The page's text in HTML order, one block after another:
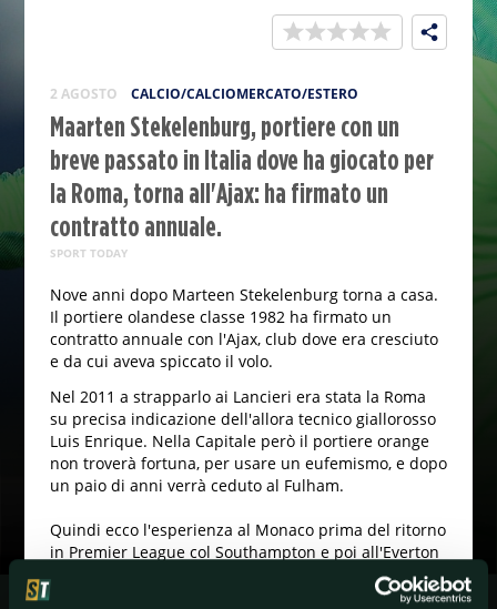
2 AGOSTO CALCIO/CALCIOMERCATO/ESTERO
Maarten Stekelenburg, portiere con un
breve passato in Italia dove ha giocato per
la Roma, torna all'Ajax: ha firmato un
contratto annuale.
SPORT TODAY
Nove anni dopo Marteen Stekelenburg torna a casa.
Il portiere olandese classe 1982 ha firmato un
contratto annuale con l'Ajax, club dove era cresciuto
e da cui aveva spiccato il volo.
Nel 2011 a strapparlo ai Lancieri era stata la Roma
su precisa indicazione dell'allora tecnico giallorosso
Luis Enrique. Nella Capitale però il portiere orange
non troverà fortuna, per usare un eufemismo, e dopo
un paio di anni verrà ceduto al Fulham.
Quindi ecco l'esperienza al Monaco prima del ritorno
in Premier League col Southampton e poi all'Everton
con cui ha giocato, a dire il vero non molto, negli
ultimi quattro anni.